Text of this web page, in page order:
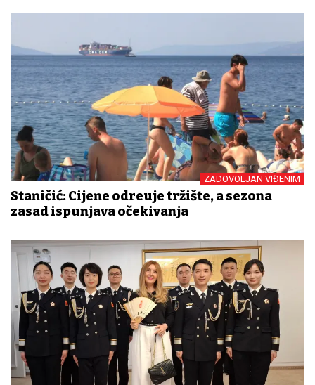
ZADOVOLJAN VIĐENIM
Staničić: Cijene određuje tržište, a sezona
zasad ispunjava očekivanja